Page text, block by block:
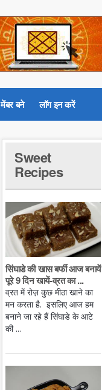
मेंबर बने लॉग इन करें
Sweet
Recipes
सिंघाडे की खास बर्फी आज बनायें
पूरे 9 दिन खायें-व्रत का ...
व्रत में रोज़ कुछ मीठा खाने का
मन करता है. इसलिए आज हम
बनाने जा रहे हैं सिंघाडे के आटे
की ...